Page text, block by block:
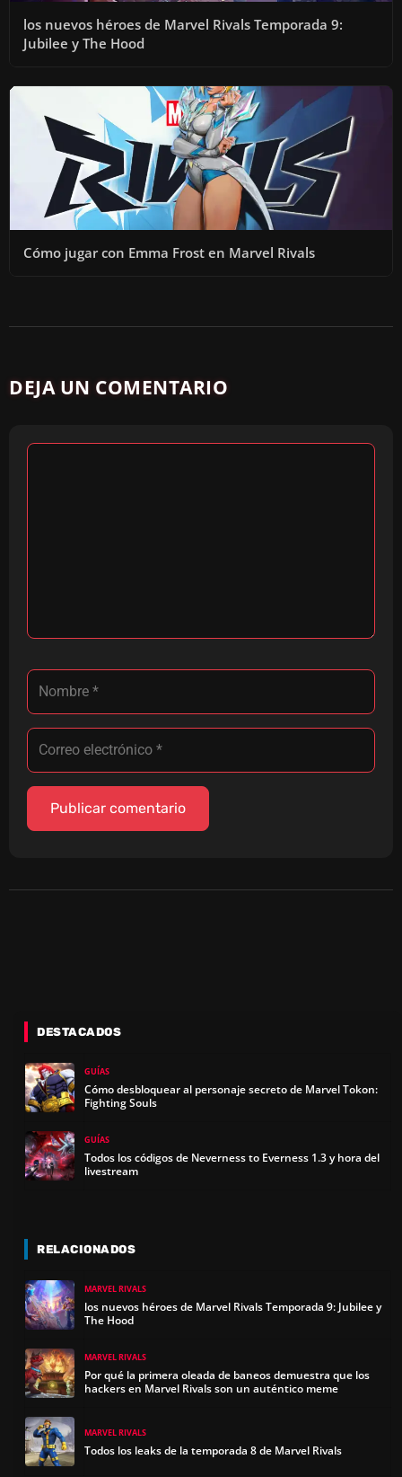
los nuevos héroes de Marvel Rivals Temporada 9:
Jubilee y The Hood
Cómo jugar con Emma Frost en Marvel Rivals
DEJA UN COMENTARIO
DESTACADOS
GUÍAS
Cómo desbloquear al personaje secreto de Marvel Tokon:
Fighting Souls
GUÍAS
Todos los códigos de Neverness to Everness 1.3 y hora del
livestream
RELACIONADOS
MARVEL RIVALS
los nuevos héroes de Marvel Rivals Temporada 9: Jubilee y
The Hood
MARVEL RIVALS
Por qué la primera oleada de baneos demuestra que los
hackers en Marvel Rivals son un auténtico meme
MARVEL RIVALS
Todos los leaks de la temporada 8 de Marvel Rivals